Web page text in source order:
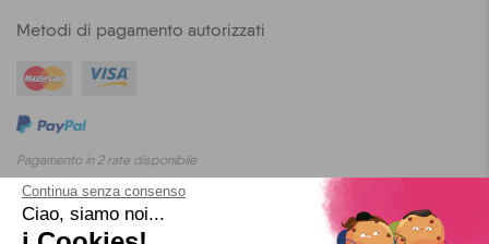
Metodi di pagamento autorizzati
Pagamento in 2 rate disponibile
Continua senza consenso
Ciao, siamo noi...